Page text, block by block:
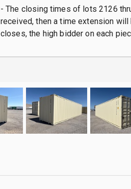
- The closing times of lots 2126
received, then a time extension
closes, the high bidder on each